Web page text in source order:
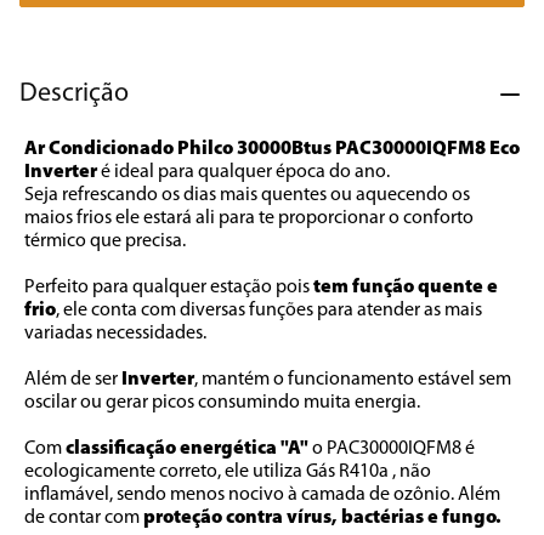
Descrição
Ar Condicionado Philco 30000Btus PAC30000IQFM8 Eco
Inverter é ideal para qualquer época do ano.
Seja refrescando os dias mais quentes ou aquecendo os
maios frios ele estará ali para te proporcionar o conforto
térmico que precisa.
Perfeito para qualquer estação pois tem função quente e
frio, ele conta com diversas funções para atender as mais
variadas necessidades.
Além de ser Inverter, mantém o funcionamento estável sem
oscilar ou gerar picos consumindo muita energia.
Com classificação energética "A" o PAC30000IQFM8 é
ecologicamente correto, ele utiliza Gás R410a , não
inflamável, sendo menos nocivo à camada de ozônio. Além
de contar com proteção contra vírus, bactérias e fungo.
7º caixa som
9º forno
10º ventilador